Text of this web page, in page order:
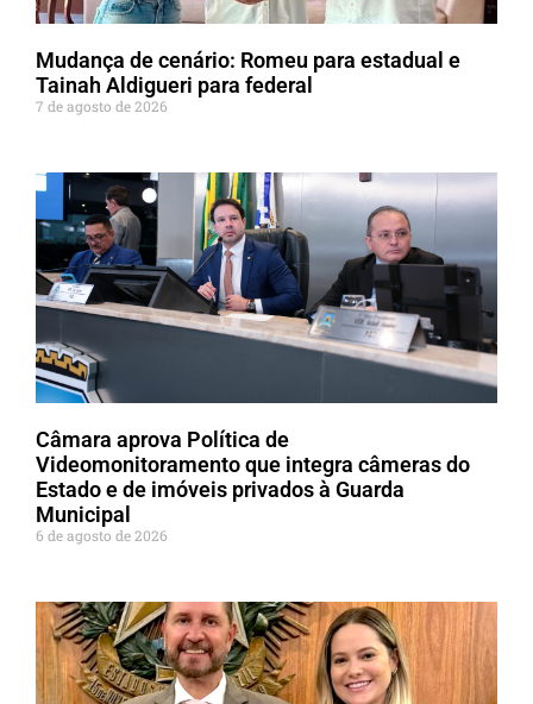
Mudança de cenário: Romeu para estadual e
Tainah Aldigueri para federal
7 de agosto de 2026
Câmara aprova Política de
Videomonitoramento que integra câmeras do
Estado e de imóveis privados à Guarda
Municipal
6 de agosto de 2026